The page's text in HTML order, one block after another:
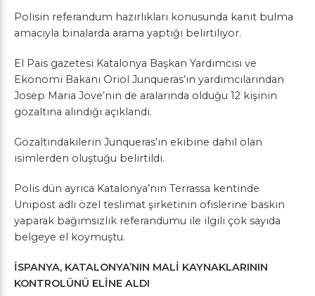
Polisin referandum hazırlıkları konusunda kanıt bulma
amacıyla binalarda arama yaptığı belirtiliyor.
El Pais gazetesi Katalonya Başkan Yardımcısı ve
Ekonomi Bakanı Oriol Junqueras’ın yardımcılarından
Josep Maria Jove’nin de aralarında olduğu 12 kişinin
gözaltına alındığı açıklandı.
Gözaltındakilerin Junqueras’ın ekibine dahil olan
isimlerden oluştuğu belirtildi.
​Polis dün ayrıca Katalonya’nın Terrassa kentinde
Unipost adlı özel teslimat şirketinin ofislerine baskın
yaparak bağımsızlık referandumu ile ilgili çok sayıda
belgeye el koymuştu.
İSPANYA, KATALONYA’NIN MALİ KAYNAKLARININ
KONTROLÜNÜ ELİNE ALDI